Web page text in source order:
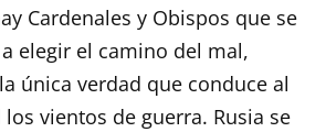
Cardenales y Obispos que se
elegir el camino del mal,
única verdad que conduce al
los vientos de guerra. Rusia se